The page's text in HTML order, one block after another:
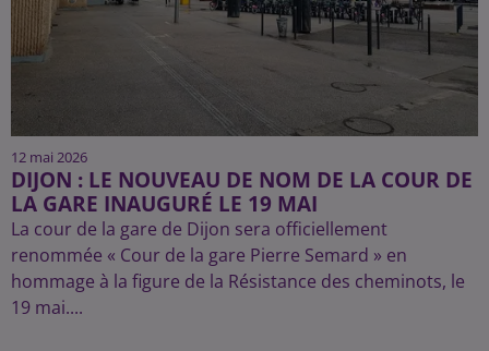
12 mai 2026
DIJON : LE NOUVEAU DE NOM DE LA COUR DE
LA GARE INAUGURÉ LE 19 MAI
La cour de la gare de Dijon sera officiellement
renommée « Cour de la gare Pierre Semard » en
hommage à la figure de la Résistance des cheminots, le
19 mai....